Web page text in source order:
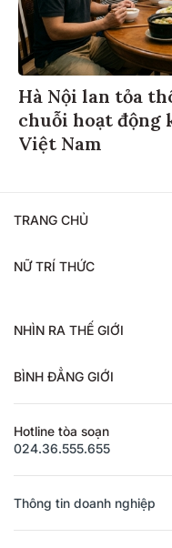
Hà Nội lan tỏa
chuỗi hoạt động
Việt Nam
TRANG CHỦ
NỮ TRÍ THỨC
NHÌN RA THẾ GIỚI
BÌNH ĐẲNG GIỚI
Hotline tòa soạn
024.36.555.655
Thông tin doanh nghiệp